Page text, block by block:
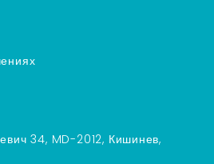
34, MD-2012, Кишинев,